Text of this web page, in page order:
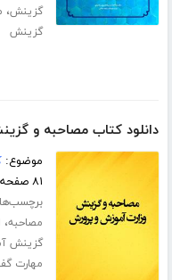
گزینش،
گزینش
دانلود کتاب مصاحبه و
موضوع:
۸۱ صفحه
مصاحبه،
گزینش
مهارت